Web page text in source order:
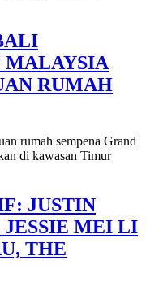
MALAYSIA
RUMAH
rumah sempena Grand
di kawasan Timur
JUSTIN
MEI LI
THE